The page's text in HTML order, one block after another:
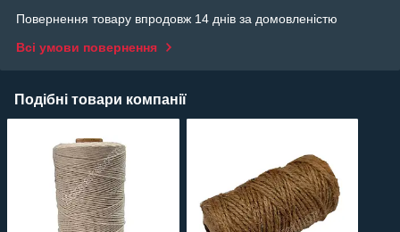
Повернення товару впродовж 14 днів за домовленістю
Всі умови повернення
Подібні товари компанії